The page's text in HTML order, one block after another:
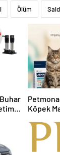
Ölüm
Petmona
Köpek